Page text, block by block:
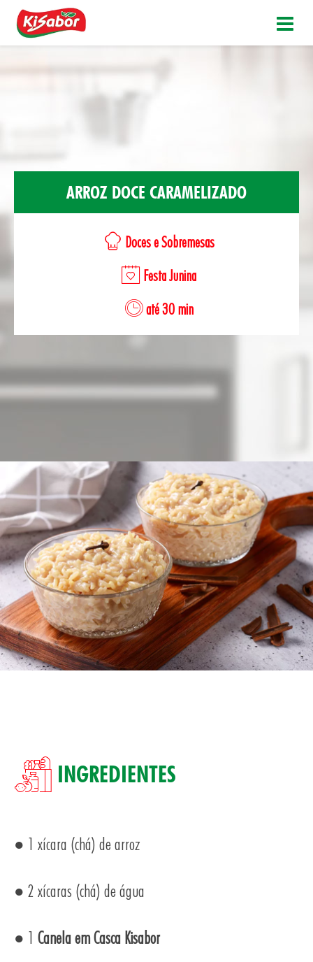
ARROZ DOCE CARAMELIZADO
Doces e Sobremesas
Festa Junina
até 30 min
INGREDIENTES
● 1 xícara (chá) de arroz
● 2 xícaras (chá) de água
● 1 Canela em Casca Kisabor